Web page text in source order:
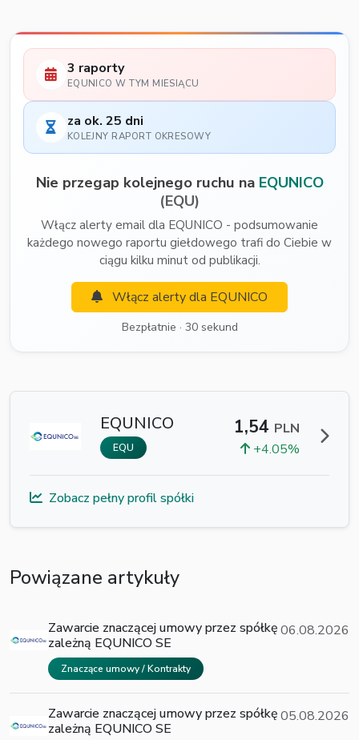
3 raporty
EQUNICO W TYM MIESIĄCU
za ok. 25 dni
KOLEJNY RAPORT OKRESOWY
Nie przegap kolejnego ruchu na EQUNICO
(EQU)
Włącz alerty email dla EQUNICO - podsumowanie
każdego nowego raportu giełdowego trafi do Ciebie w
ciągu kilku minut od publikacji.
Włącz alerty dla EQUNICO
Bezpłatnie · 30 sekund
EQUNICO
EQU
1,54 PLN
+4.05%
Zobacz pełny profil spółki
Powiązane artykuły
Zawarcie znaczącej umowy przez spółkę
zależną EQUNICO SE
Znaczące umowy / Kontrakty
06.08.2026
Zawarcie znaczącej umowy przez spółkę
zależną EQUNICO SE
05.08.2026